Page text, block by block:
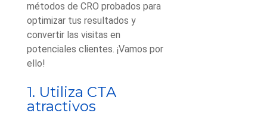
métodos de CRO probados para
optimizar tus resultados y
convertir las visitas en
potenciales clientes. ¡Vamos por
ello!
1. Utiliza CTA
atractivos